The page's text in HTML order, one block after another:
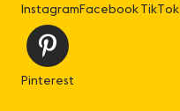
InstagramFacebookTikTok
Pinterest